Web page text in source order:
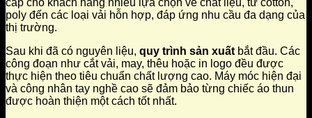
cấp cho khách hàng nhiều lựa chọn về chất liệu, từ cotton,
poly đến các loại vải hỗn hợp, đáp ứng nhu cầu đa dạng của
thị trường.
Sau khi đã có nguyên liệu, quy trình sản xuất bắt đầu. Các
công đoạn như cắt vải, may, thêu hoặc in logo đều được
thực hiện theo tiêu chuẩn chất lượng cao. Máy móc hiện đại
và công nhân tay nghề cao sẽ đảm bảo từng chiếc áo thun
được hoàn thiện một cách tốt nhất.